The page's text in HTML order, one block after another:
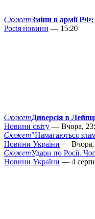
СюжетЗміни в армії
Росія новини — 15:20
СюжетДиверсія в
Новини світу — Вчора,
Сюжет"Намагаються
Новини України — Вчора,
СюжетУдари по Росії.
Новини України — 4